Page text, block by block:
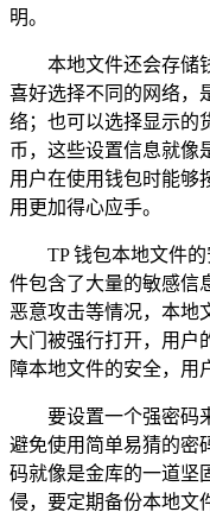
明。
本地文件还会存储
喜好选择不同的网络，
络；也可以选择显示的
币，这些设置信息就像
用户在使用钱包时能够
用更加得心应手。
TP 钱包本地文件
件包含了大量的敏感信
恶意攻击等情况，本地
大门被强行打开，用户
障本地文件的安全，用
要设置一个强密码
避免使用简单易猜的密
码就像是金库的一道坚
侵，要定期备份本地文